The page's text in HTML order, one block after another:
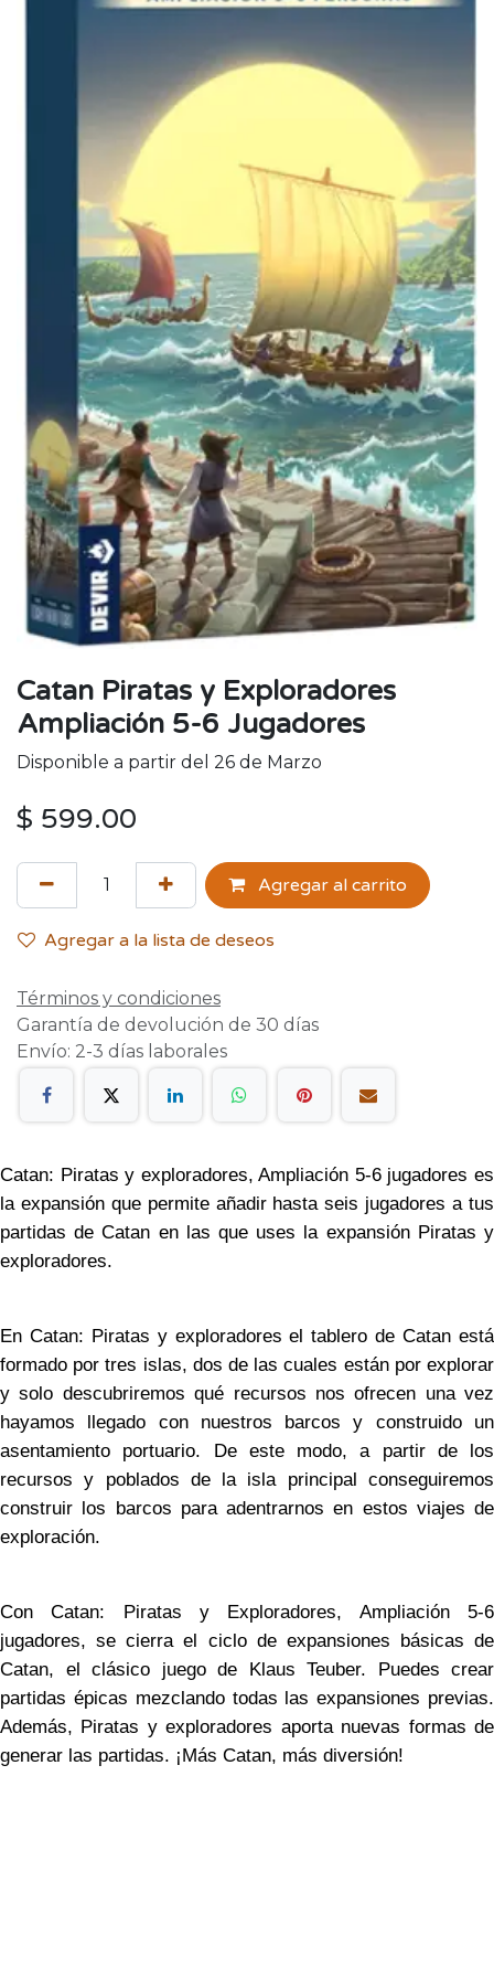
Catan Piratas y Exploradores
Ampliación 5-6 Jugadores
Disponible a partir del 26 de Marzo
$ 599.00
Agregar al carrito
Agregar a la lista de deseos
Términos y condiciones
Garantía de devolución de 30 días
Envío: 2-3 días laborales
Catan: Piratas y exploradores, Ampliación 5-6 jugadores es
la expansión que permite añadir hasta seis jugadores a tus
partidas de Catan en las que uses la expansión Piratas y
exploradores.
En Catan: Piratas y exploradores el tablero de Catan está
formado por tres islas, dos de las cuales están por explorar
y solo descubriremos qué recursos nos ofrecen una vez
hayamos llegado con nuestros barcos y construido un
asentamiento portuario. De este modo, a partir de los
recursos y poblados de la isla principal conseguiremos
construir los barcos para adentrarnos en estos viajes de
exploración.
Con Catan: Piratas y Exploradores, Ampliación 5-6
jugadores, se cierra el ciclo de expansiones básicas de
Catan, el clásico juego de Klaus Teuber. Puedes crear
partidas épicas mezclando todas las expansiones previas.
Además, Piratas y exploradores aporta nuevas formas de
generar las partidas. ¡Más Catan, más diversión!